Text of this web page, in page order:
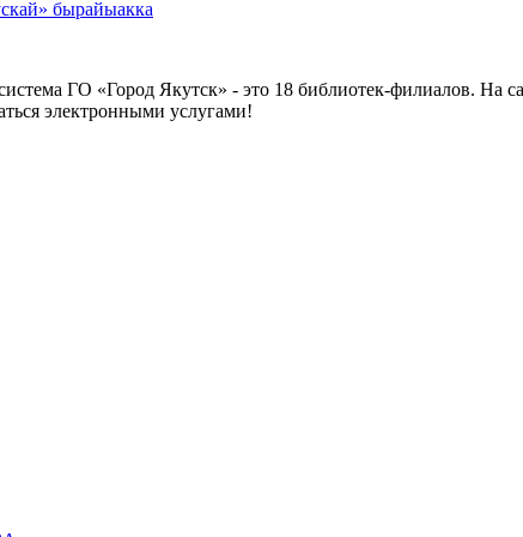
бырайыакка
ГО «Город Якутск» - это 18 библиотек-филиалов. На
электронными услугами!